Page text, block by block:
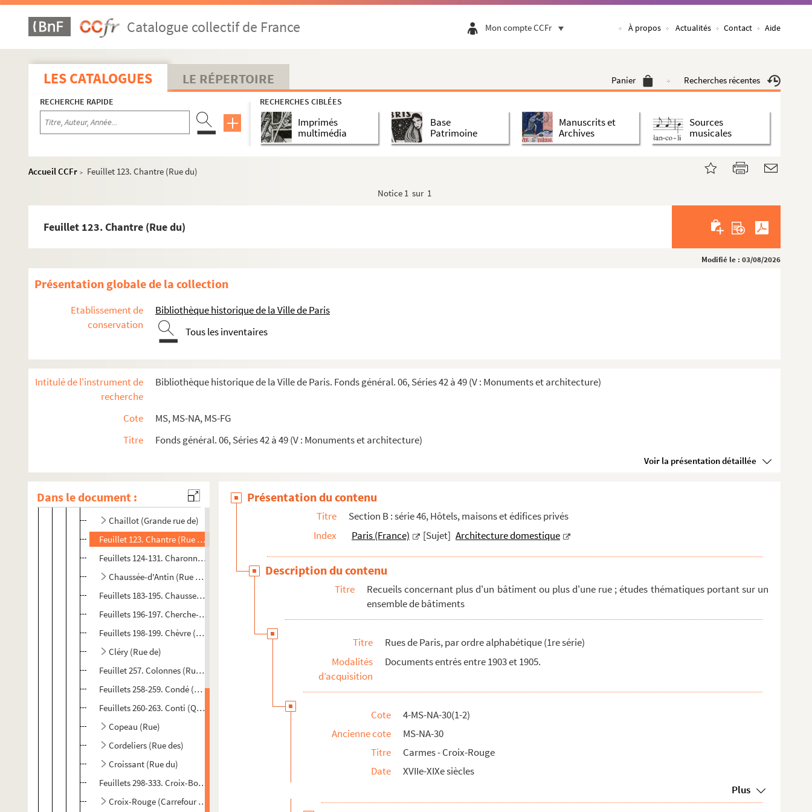
Catalogue collectif de France Mon compte CCFr À propos Actualités Contact Aide
LES CATALOGUES LE RÉPERTOIRE Panier Recherches récentes
RECHERCHE RAPIDE RECHERCHES CIBLÉES
Imprimés
multimédia
Base
Patrimoine
Manuscrits et
Archives
Sources
musicales
Accueil CCFr >
Feuillet 123. Chantre (Rue du)
Notice 1 sur 1
Feuillet 123. Chantre (Rue du)
Modifié le : 03/08/2026
Présentation globale de la collection
Etablissement de
conservation
Bibliothèque historique de la Ville de Paris
Tous les inventaires
Intitulé de l'instrument de
recherche
Bibliothèque historique de la Ville de Paris. Fonds général. 06, Séries 42 à 49 (V : Monuments et architecture)
Cote
MS, MS-NA, MS-FG
Titre
Fonds général. 06, Séries 42 à 49 (V : Monuments et architecture)
Voir la présentation détaillée
Dans le document :
Section B : série 46, Hôtels, maisons et édifices privés
Mayenne - Reine-Marguerite
Saint-Christophe - Vieille-Monnaie ; et bâtiments non identifiés
Recueils concernant plus d'un bâtiment ou plus d'une rue ; études thématiques portant sur un ensembl...
4-MS-NA-37-38. Recueil de pièces relatives à des maisons, à des boutiques, à l'Hôtel de Ville et au Panthéon (MS-NA...
2-MS-3380. Ensemble d'actes divers se rapportant aux maisons de Paris
2-MS-3382. Ensemble de documents se rapportant aux maisons et aux rues de Paris
2-MS-3383. Ensemble de documents se rapportant aux maisons et aux rues de Paris (suite)
2-MS-3384. Ensemble de documents se rapportant aux maisons des rues de Paris et des communes avoisinantes
Rues de Paris, par ordre alphabétique (1re série)
4-MS-NA-30(1-2). Carmes - Croix-Rouge
Feuillets 1-2. Carmes (Rue des)
Feuillet 59. Caumartin (Rue de)
Feuillets 60-61. Chabanais (Rue)
Chaillot (Grande rue de)
Feuillet 123. Chantre (Rue du)
Feuillets 124-131. Charonne (Rue de)
Chaussée-d'Antin (Rue de la)
Feuillets 183-195. Chaussetterie (Rue de la)
Feuillets 196-197. Cherche-Midi (Rue du)
Feuillets 198-199. Chèvre (Rue de la)
Cléry (Rue de)
Feuillet 257. Colonnes (Rue des)
Feuillets 258-259. Condé (Rue de)
Feuillets 260-263. Conti (Quai)
Copeau (Rue)
Cordeliers (Rue des)
Croissant (Rue du)
Feuillets 298-333. Croix-Boissière (Rue)
Croix-Rouge (Carrefour de la)
Présentation du contenu
Titre
Section B : série 46, Hôtels, maisons et édifices privés
Index
Paris (France) [Sujet] Architecture domestique
Description du contenu
Titre
Recueils concernant plus d'un bâtiment ou plus d'une rue ; études thématiques portant sur un
ensemble de bâtiments
Titre
Rues de Paris, par ordre alphabétique (1re série)
Modalités
d’acquisition
Documents entrés entre 1903 et 1905.
Cote
4-MS-NA-30(1-2)
Ancienne cote
MS-NA-30
Titre
Carmes - Croix-Rouge
Date
XVIIe-XIXe siècles
Plus